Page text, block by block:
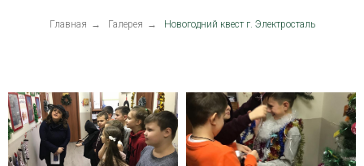
Главная → Галерея → Новогодний квест г. Электросталь